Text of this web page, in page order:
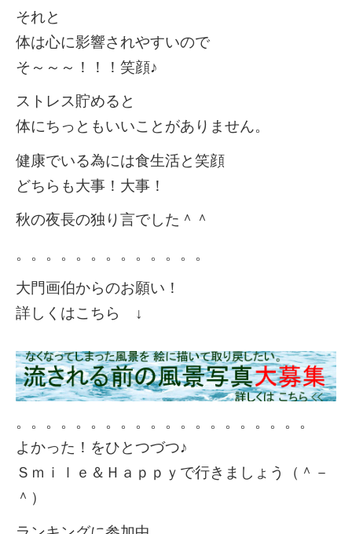
それと
体は心に影響されやすいので
そ～～～！！！笑顔♪
ストレス貯めると
体にちっともいいことがありません。
健康でいる為には食生活と笑顔
どちらも大事！大事！
秋の夜長の独り言でした＾＾
。。。。。。。。。。。。。
大門画伯からのお願い！
詳しくはこちら ↓
。。。。。。。。。。。。。。。。。。。。
よかった！をひとつづつ♪
Ｓｍｉｌｅ＆Ｈａｐｐｙで行きましょう（＾－
＾）